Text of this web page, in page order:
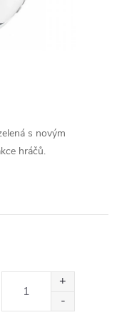
s novým
hráčů.